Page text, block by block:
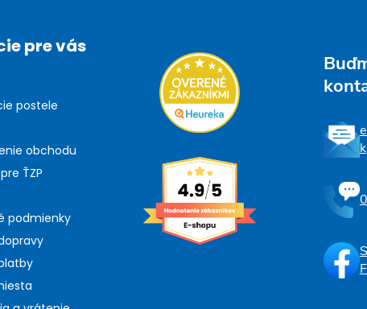
pre vás
postele
obchodu
ŤZP
podmienky
k